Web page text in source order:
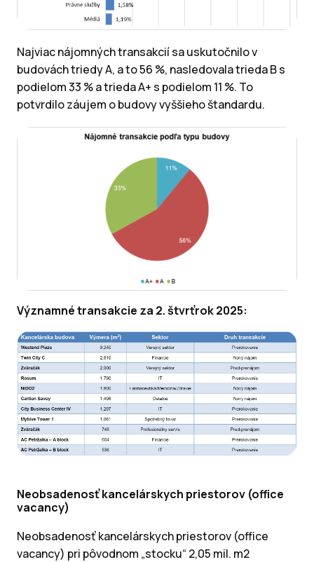
Najviac nájomných transakcií sa uskutočnilo v
budovách triedy A, a to 56 %, nasledovala trieda B s
podielom 33 % a trieda A+ s podielom 11 %. To
potvrdilo záujem o budovy vyššieho štandardu.
Významné transakcie za 2. štvrťrok 2025:
Neobsadenosť kancelárskych priestorov (office
vacancy)
Neobsadenosť kancelárskych priestorov (office
vacancy) pri pôvodnom „stocku“ 2,05 mil. m2